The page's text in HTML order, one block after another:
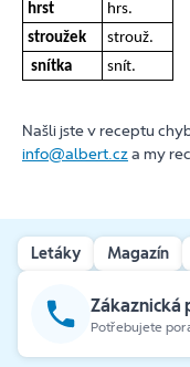
hrst
hrs.
stroužek
strouž.
snítka
snít.
Našli jste v receptu
info@albert.cza my
Letáky Magazín
Zákaznická
Potřebujete